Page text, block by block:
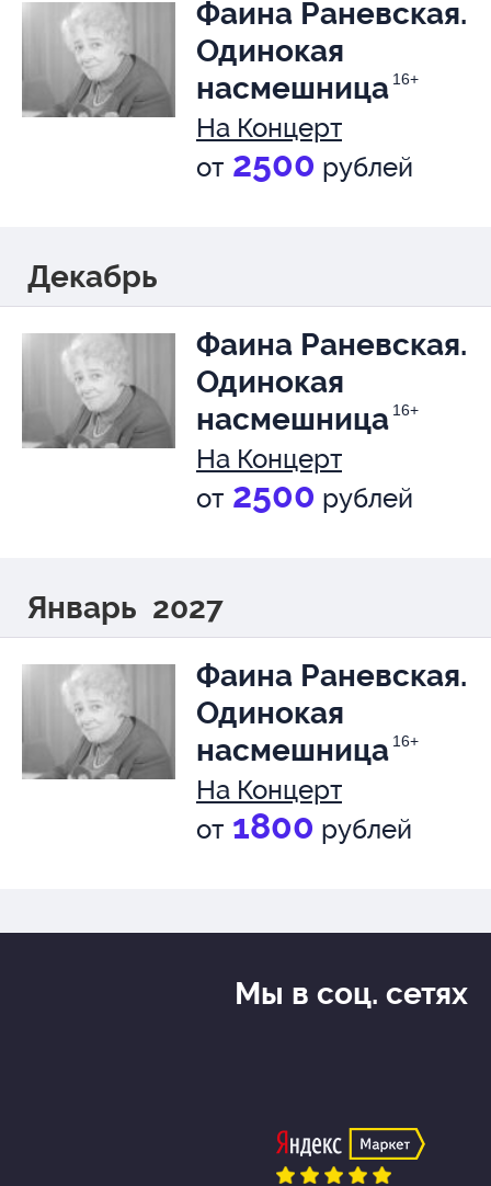
Фаина Раневская.
Одинокая
насмешница 16+
На Концерт
от 2500 рублей
Декабрь
Фаина Раневская.
Одинокая
насмешница 16+
На Концерт
от 2500 рублей
Январь 2027
Фаина Раневская.
Одинокая
насмешница 16+
На Концерт
от 1800 рублей
Мы в соц. сетях